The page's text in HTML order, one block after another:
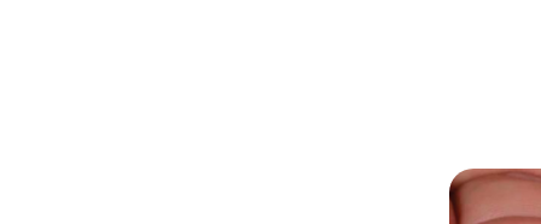
skeptiske,
og